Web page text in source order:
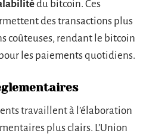
du bitcoin. Ces
des transactions plus
coûteuses, rendant le bitcoin
les paiements quotidiens.
travaillent à l’élaboration
plus clairs. L’Union